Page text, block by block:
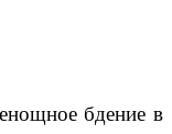
бдение в